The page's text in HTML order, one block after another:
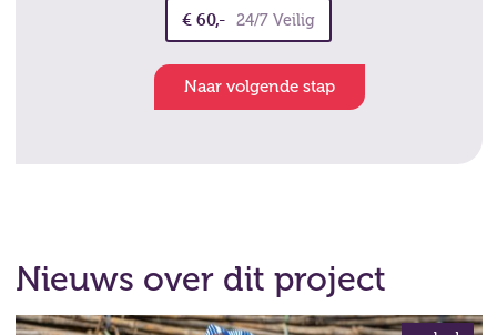
€ 60,- 24/7 Veilig
Naar volgende stap
Nieuws over dit project